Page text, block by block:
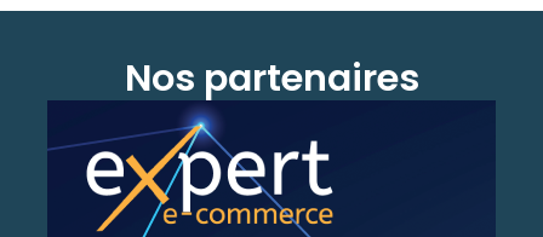
Nos partenaires